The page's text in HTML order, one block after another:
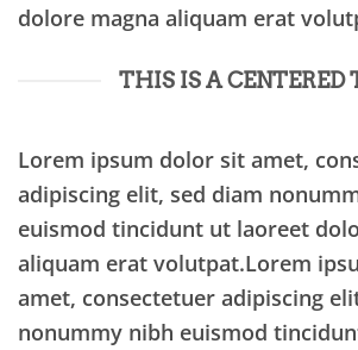
dolore magna aliquam erat
THIS IS A CENTERED
Lorem ipsum dolor sit amet,
adipiscing elit, sed diam
euismod tincidunt ut laoreet
aliquam erat volutpat.Lorem
amet, consectetuer adipiscing
nonummy nibh euismod